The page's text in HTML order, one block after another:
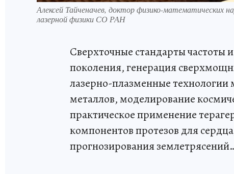
Алексей Тайченачев, доктор физико-математических
лазерной физики СО РАН
Сверхточные стандарты частоты
поколения, генерация
лазерно-плазменные технологии
металлов, моделирование
практическое применение
компонентов протезов для
прогнозирования